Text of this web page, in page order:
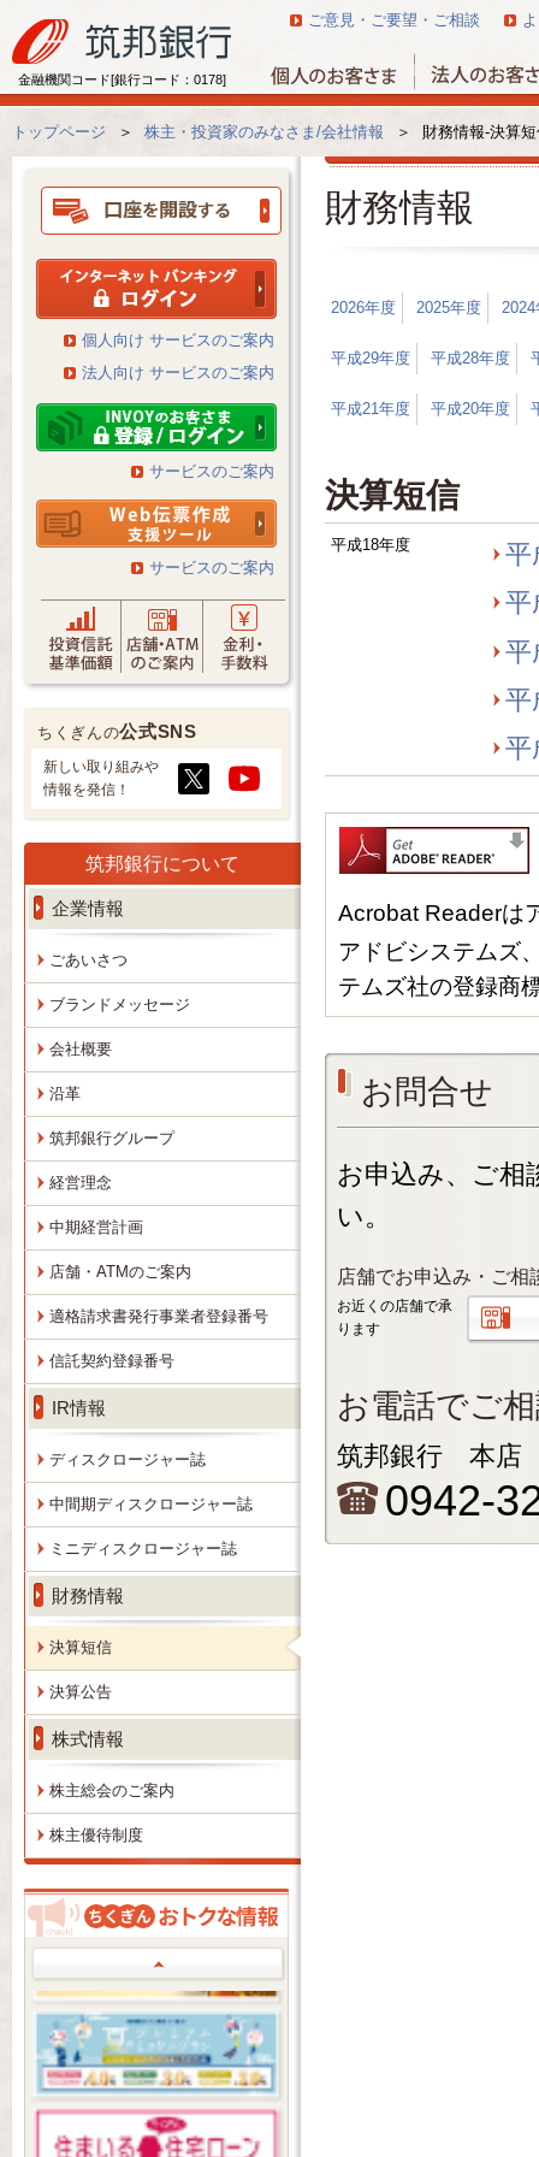
金融機関コード[銀行コード：0178]
ご意見・ご要望・ご相談
トップページ ＞ 株主・投資家のみなさま/会社情報 ＞ 財務情報-決算
個人向け サービスのご案内
法人向け サービスのご案内
サービスのご案内
サービスのご案内
ちくぎんの公式SNS
新しい取り組みや
情報を発信！
筑邦銀行について
企業情報
ごあいさつ
ブランドメッセージ
会社概要
沿革
筑邦銀行グループ
経営理念
中期経営計画
店舗・ATMのご案内
適格請求書発行事業者登録番号
信託契約登録番号
IR情報
ディスクロージャー誌
中間期ディスクロージャー誌
ミニディスクロージャー誌
財務情報
決算短信
決算公告
株式情報
株主総会のご案内
株主優待制度
財務情報
2026年度 2025年度
平成29年度 平成28年度
平成21年度 平成20年度
決算短信
平成18年度
平
平
平
平
平
Acrobat Readerは
アドビシステムズ
テムズ社の登録商
お問合せ
お申込み、ご相
い。
店舗でお申込み・ご相
お近くの店舗で承
ります
お電話でご
筑邦銀行 本店
0942-